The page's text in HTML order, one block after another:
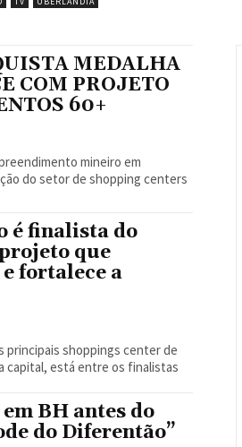
MEDALHA
COM PROJETO
60+
mineiro em
do setor de shopping centers
é finalista do
que
fortalece a
principais shoppings center de
capital, está entre os finalistas
BH antes do
do Diferentão”